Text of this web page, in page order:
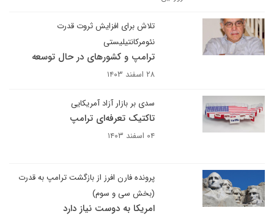
تلاش برای افزایش ثروت قدرت
نئومرکانتیلیستی
ترامپ و کشورهای در حال توسعه
۲۸ اسفند ۱۴۰۳
سدی بر بازار آزاد آمریکایی
تاکتیک تعرفه‌‎ای ترامپ
۰۴ اسفند ۱۴۰۳
پرونده فارن افرز از بازگشت ترامپ به قدرت
(بخش سی‌ و سوم)
امریکا به دوست نیاز دارد